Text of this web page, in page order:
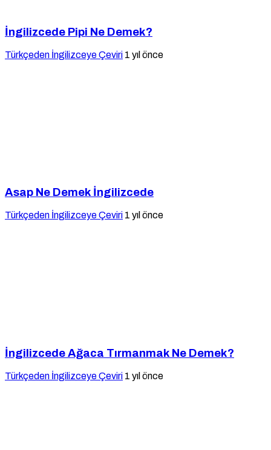
İngilizcede Pipi Ne Demek?
Türkçeden İngilizceye Çeviri 1 yıl önce
Asap Ne Demek İngilizcede
Türkçeden İngilizceye Çeviri 1 yıl önce
İngilizcede Ağaca Tırmanmak Ne Demek?
Türkçeden İngilizceye Çeviri 1 yıl önce